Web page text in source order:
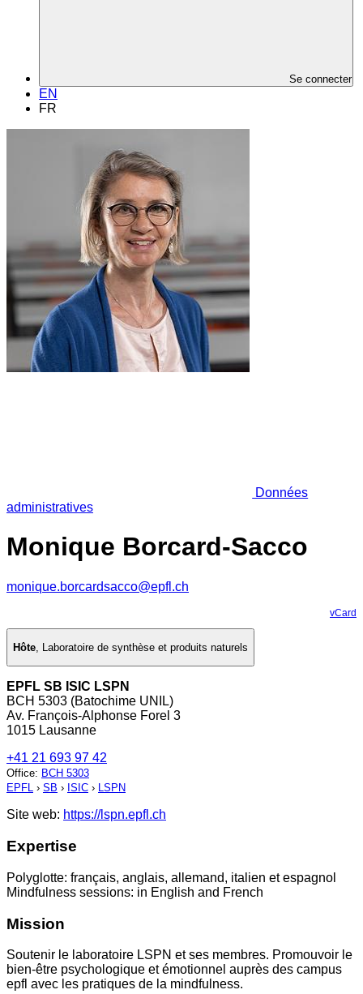
Se connecter
EN
FR
Données
administratives
Monique Borcard-Sacco
monique.borcardsacco@epfl.ch
vCard
Hôte, Laboratoire de synthèse et produits naturels
EPFL SB ISIC LSPN
BCH 5303 (Batochime UNIL)
Av. François-Alphonse Forel 3
1015 Lausanne
+41 21 693 97 42
Office: BCH 5303
EPFL › SB › ISIC › LSPN
Site web: https://lspn.epfl.ch
Expertise
Polyglotte: français, anglais, allemand, italien et espagnol
Mindfulness sessions: in English and French
Mission
Soutenir le laboratoire LSPN et ses membres. Promouvoir le
bien-être psychologique et émotionnel auprès des campus
epfl avec les pratiques de la mindfulness.